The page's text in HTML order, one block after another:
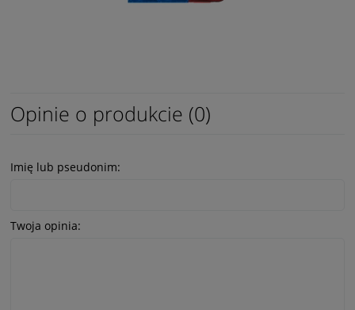
Opinie o produkcie (0)
Imię lub pseudonim:
Twoja opinia: